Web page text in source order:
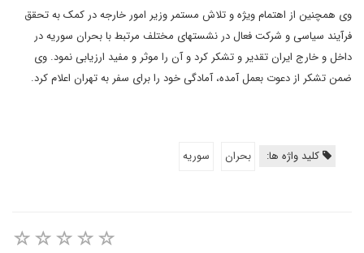
وی همچنین از اهتمام ویژه و تلاش مستمر وزیر امور خارجه در کمک به تحقق
فرآیند سیاسی و شرکت فعال در نشستهای مختلف مرتبط با بحران سوریه در
داخل و خارج ایران تقدیر و تشکر کرد و آن را موثر و مفید ارزیابی نمود. وی
ضمن تشکر از دعوت بعمل آمده، آمادگی خود را برای سفر به تهران اعلام کرد.
کلید واژه ها: بحران سوریه